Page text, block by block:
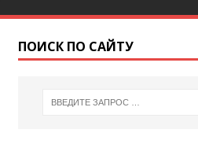
ПОИСК ПО САЙТУ